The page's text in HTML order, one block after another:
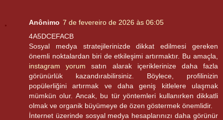
Anônimo 7 de fevereiro de 2026 às 06:05
4A5DCEFACB
Sosyal medya stratejilerinizde dikkat edilmesi gereken
önemli noktalardan biri de etkileşimi artırmaktır. Bu amaçla,
instagram yorum satın alarak içeriklerinize daha fazla
görünürlük kazandırabilirsiniz. Böylece, profilinizin
popülerliğini artırmak ve daha geniş kitlelere ulaşmak
mümkün olur. Ancak, bu tür yöntemleri kullanırken dikkatli
olmak ve organik büyümeye de özen göstermek önemlidir.
İnternet üzerinde sosyal medya hesaplarınızı daha görünür